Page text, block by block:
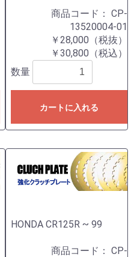
商品コード： CP-
13520004-01
￥28,000（税抜）
￥30,800（税込）
数量
カートに入れる
HONDA CR125R ~ 99
商品コード： CP-